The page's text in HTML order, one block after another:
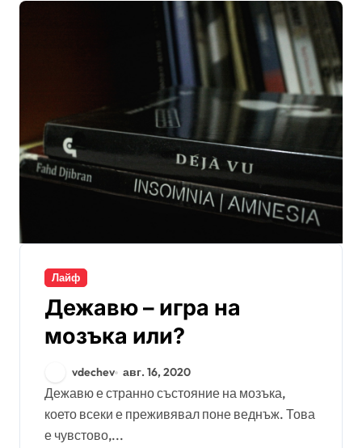
Лайф
Дежавю – игра на
мозъка или?
vdechev авг. 16, 2020
Дежавю е странно състояние на мозъка,
което всеки е преживявал поне веднъж. Това
е чувстово,...